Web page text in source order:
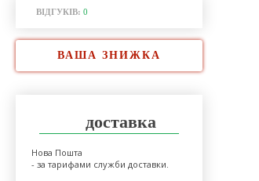
ВІДГУКІВ: 0
ВАША ЗНИЖКА
доставка
Нова Пошта
- за тарифами служби доставки.